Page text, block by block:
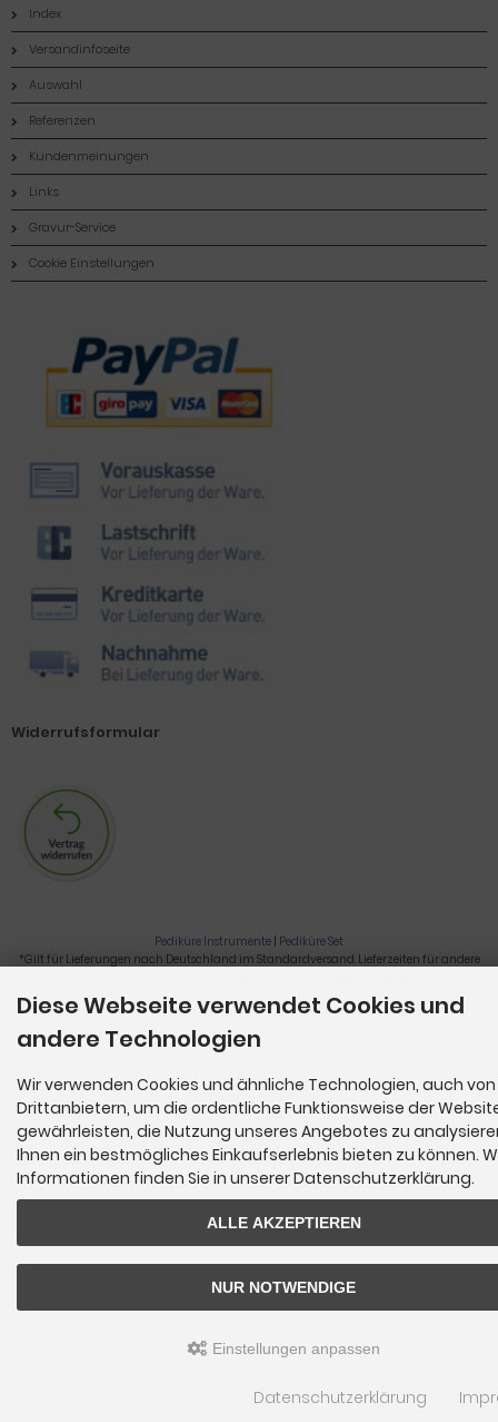
Index
Versandinfoseite
Auswahl
Referenzen
Kundenmeinungen
Links
Gravur-Service
Cookie Einstellungen
Zahlungsmethoden
Widerrufsformular
Pediküre Instrumente | Pediküre Set
*Gilt für Lieferungen nach Deutschland im Standardversand. Lieferzeiten für andere
Nagelzange, Podologie, Pediküre, Fußpflegegeräte, Nagelfräser © 2026
Diese Webseite verwendet Cookies und
andere Technologien
Wir verwenden Cookies und ähnliche Technologien, auch von
Drittanbietern, um die ordentliche Funktionsweise der
gewährleisten, die Nutzung unseres Angebotes zu
Ihnen ein bestmögliches Einkaufserlebnis bieten zu können.
Informationen finden Sie in unserer Datenschutzerklärung.
ALLE AKZEPTIEREN
NUR NOTWENDIGE
Einstellungen anpassen
Datenschutzerklärung